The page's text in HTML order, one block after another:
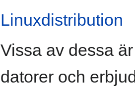
Linuxdistribution
Vissa av dessa
datorer och